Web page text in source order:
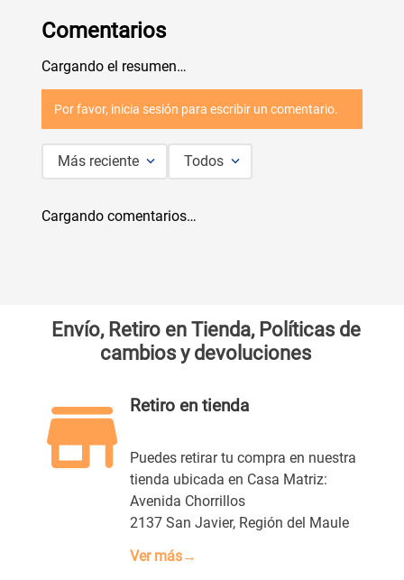
Comentarios
Cargando el resumen…
Por favor, inicia sesión para escribir un comentario.
Más reciente Todos
Cargando comentarios…
Envío, Retiro en Tienda, Políticas de
cambios y devoluciones
Retiro en tienda
Puedes retirar tu compra en nuestra
tienda ubicada en Casa Matriz:
Avenida Chorrillos
2137 San Javier, Región del Maule
Ver más→